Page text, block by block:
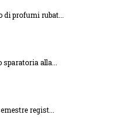
Porto San Giorgio
profumi rubat...
alla...
regist...